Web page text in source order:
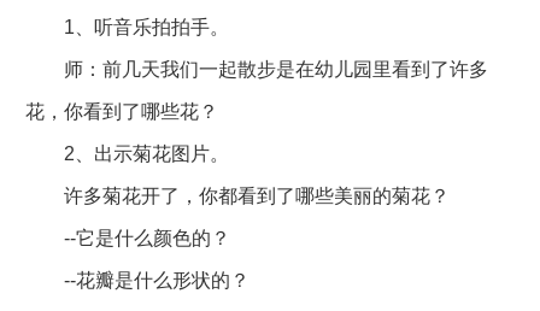
1、听音乐拍拍手。
师：前几天我们一起散步是在幼儿园里看到了许多
花，你看到了哪些花？
2、出示菊花图片。
许多菊花开了，你都看到了哪些美丽的菊花？
--它是什么颜色的？
--花瓣是什么形状的？